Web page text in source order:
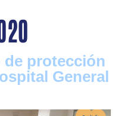
de protección
General